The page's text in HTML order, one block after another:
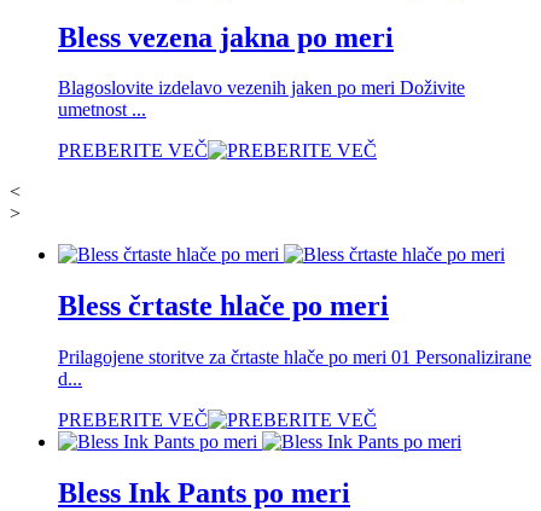
Bless vezena jakna po meri
Blagoslovite izdelavo vezenih jaken po meri Doživite
umetnost ...
PREBERITE VEČ
<
>
Bless črtaste hlače po meri
Prilagojene storitve za črtaste hlače po meri 01 Personalizirane
d...
PREBERITE VEČ
Bless Ink Pants po meri